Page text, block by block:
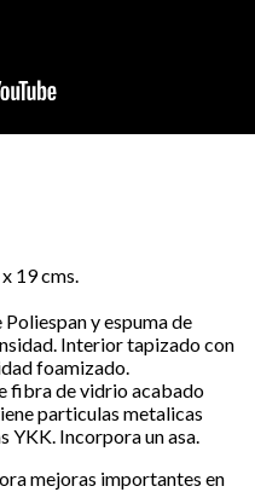
19 cms.
y espuma de
Interior tapizado con
foamizado.
fibra de vidrio acabado
particulas metalicas
YKK. Incorpora un asa.
mejoras importantes en